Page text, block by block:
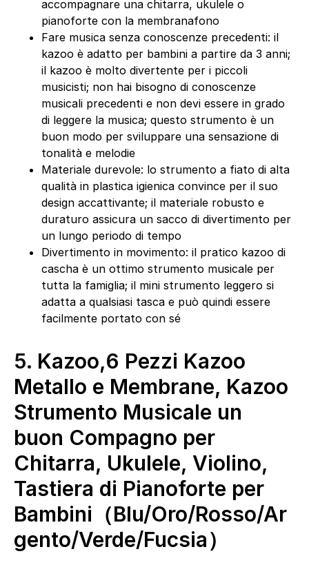
accompagnare una chitarra, ukulele o
pianoforte con la membranafono
Fare musica senza conoscenze precedenti: il
kazoo è adatto per bambini a partire da 3 anni;
il kazoo è molto divertente per i piccoli
musicisti; non hai bisogno di conoscenze
musicali precedenti e non devi essere in grado
di leggere la musica; questo strumento è un
buon modo per sviluppare una sensazione di
tonalità e melodie
Materiale durevole: lo strumento a fiato di alta
qualità in plastica igienica convince per il suo
design accattivante; il materiale robusto e
duraturo assicura un sacco di divertimento per
un lungo periodo di tempo
Divertimento in movimento: il pratico kazoo di
cascha è un ottimo strumento musicale per
tutta la famiglia; il mini strumento leggero si
adatta a qualsiasi tasca e può quindi essere
facilmente portato con sé
5. Kazoo,6 Pezzi Kazoo
Metallo e Membrane, Kazoo
Strumento Musicale un
buon Compagno per
Chitarra, Ukulele, Violino,
Tastiera di Pianoforte per
Bambini（Blu/Oro/Rosso/Ar
gento/Verde/Fucsia）